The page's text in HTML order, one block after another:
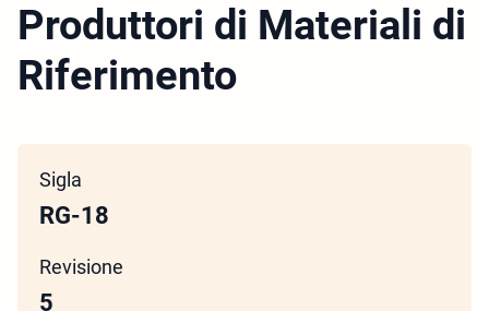
Produttori di Materiali di
Riferimento
Sigla
RG-18
Revisione
5